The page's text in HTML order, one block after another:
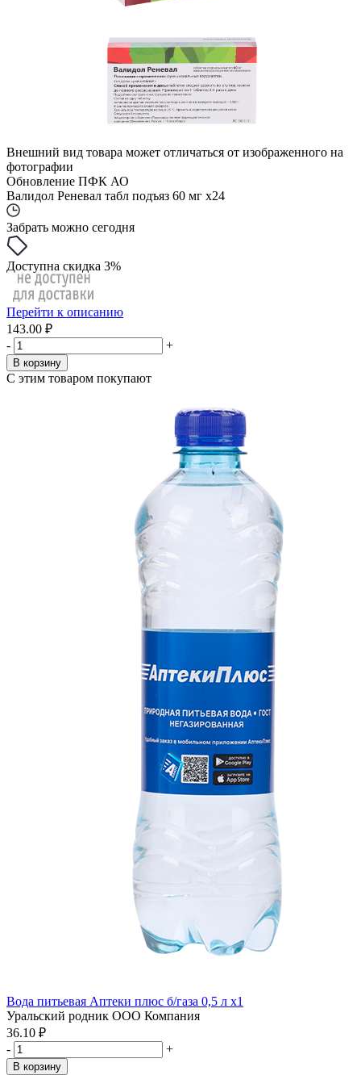
Внешний вид товара может отличаться от изображенного на
фотографии
Обновление ПФК АО
Валидол Реневал табл подъяз 60 мг x24
Забрать можно сегодня
Доступна скидка 3%
Перейти к описанию
143.00 ₽
-
+
В корзину
С этим товаром покупают
Вода питьевая Аптеки плюс б/газа 0,5 л x1
Уральский родник ООО Компания
36.10 ₽
-
+
В корзину